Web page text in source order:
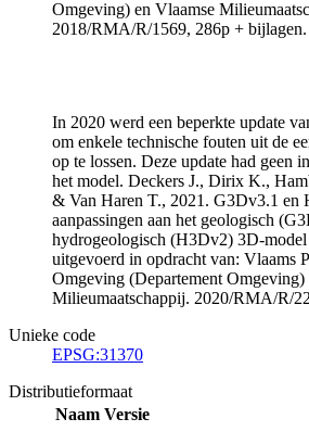
Omgeving) en Vlaamse
2018/RMA/R/1569, 286p + bijlagen.
In 2020 werd een beperkte update
om enkele technische fouten uit de
op te lossen. Deze update had geen
het model. Deckers J., Dirix K.,
& Van Haren T., 2021. G3Dv3.1 en
aanpassingen aan het geologisch
hydrogeologisch (H3Dv2) 3D-
uitgevoerd in opdracht van: Vlaams
Omgeving (Departement Omgeving)
Milieumaatschappij. 2020/RMA/R/
Unieke code
EPSG:31370
Distributieformaat
Naam Versie